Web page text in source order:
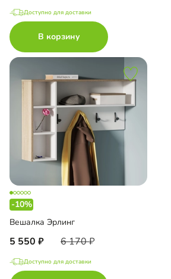
Доступно для доставки
В корзину
-10%
Вешалка Эрлинг
5 550 6 170
Доступно для доставки